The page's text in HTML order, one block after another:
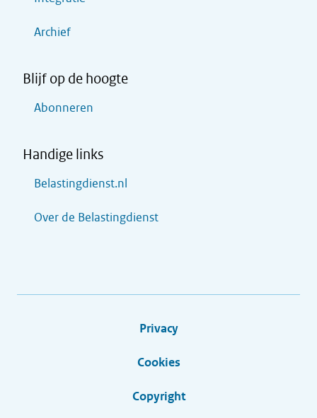
Archief
Blijf op de hoogte
Abonneren
Handige links
Belastingdienst.nl
Over de Belastingdienst
Privacy
Cookies
Copyright